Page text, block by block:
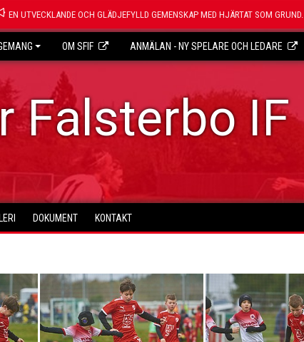
EN UTVECKLANDE OCH GLÄDJEFYLLD GEMENSKAP MED HJÄRTAT SOM GRUND.
OM SFIF ANMÄLAN - NY SPELARE OCH LEDARE
Falsterbo IF
DOKUMENT KONTAKT